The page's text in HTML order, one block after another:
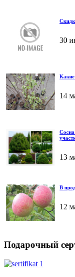
30
14
13
В
12
Подарочный